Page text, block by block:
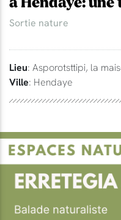
Sortie nature
Lieu: Asporotsttipi, la
Ville: Hendaye